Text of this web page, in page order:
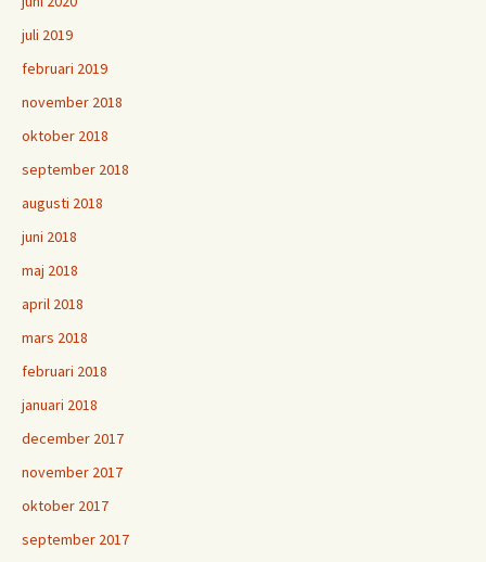
juli 2019
februari 2019
november 2018
oktober 2018
september 2018
augusti 2018
juni 2018
maj 2018
april 2018
mars 2018
februari 2018
januari 2018
december 2017
november 2017
oktober 2017
september 2017